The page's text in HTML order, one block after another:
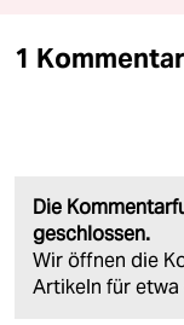
1 Kommentar
Die
geschlossen.
Wir öffnen die
Artikeln für etwa